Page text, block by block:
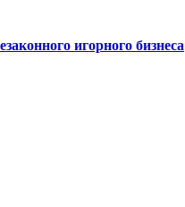
игорного бизнеса